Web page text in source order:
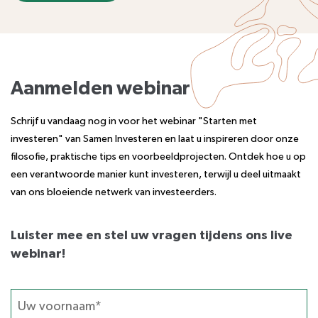
Aanmelden webinar
Schrijf u vandaag nog in voor het webinar "Starten met
investeren" van Samen Investeren en laat u inspireren door onze
filosofie, praktische tips en voorbeeldprojecten. Ontdek hoe u op
een verantwoorde manier kunt investeren, terwijl u deel uitmaakt
van ons bloeiende netwerk van investeerders.
Luister mee en stel uw vragen tijdens ons live
webinar!
Call